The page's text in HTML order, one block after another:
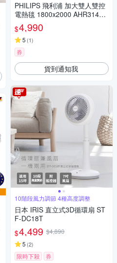
PHILIPS 飛利浦 加大雙人雙控
電熱毯 1800x2000 AHR3144E
$4,990
5 (1)
券
貨到通知我
10階段風力調節 4種高度調整
日本 IRIS 直立式3D循環扇 ST
F-DC18T
$4,499 $4,890
5 (2)
限時下殺 券